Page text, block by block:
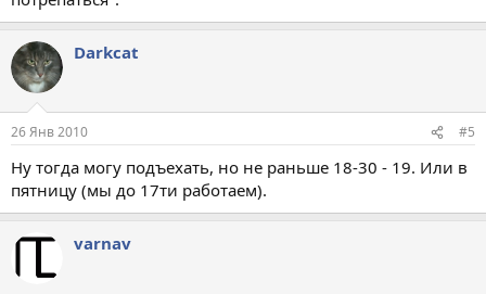
Darkcat
26 Янв 2010 #5
Ну тогда могу подъехать, но не раньше 18-30 - 19. Или в
пятницу (мы до 17ти работаем).
varnav